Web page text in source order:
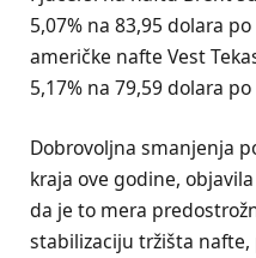
5,07% na 83,95 dolara
američke nafte Vest
5,17% na 79,59 dolara
Dobrovoljna smanjenja
kraja ove godine,
da je to mera
stabilizaciju tržišta nafte,